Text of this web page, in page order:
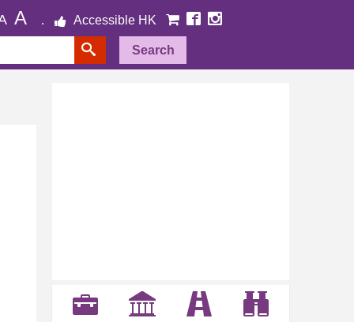
A Accessible HK
Search